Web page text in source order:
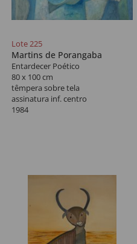
Lote 225
Martins de Porangaba
Entardecer Poético
80 x 100 cm
têmpera sobre tela
assinatura inf. centro
1984